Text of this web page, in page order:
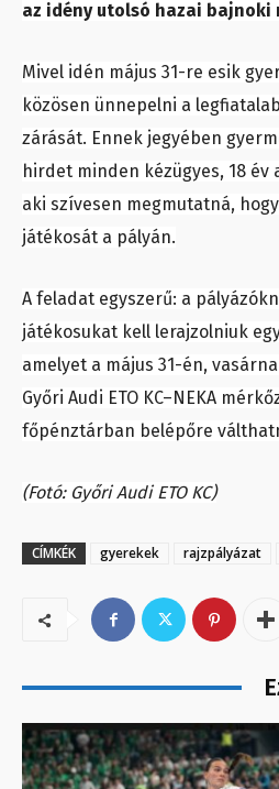
az idény utolsó hazai bajnoki
Mivel idén május 31-re esik
közösen ünnepelni a
zárását. Ennek jegyében
hirdet minden kézügyes, 18
aki szívesen megmutatná,
játékosát a pályán.
A feladat egyszerű: a
játékosukat kell lerajzolniuk
amelyet a május 31-én,
Győri Audi ETO KC–NEKA
főpénztárban belépőre
(Fotó: Győri Audi ETO KC)
CÍMKÉK gyerekek rajzpályázat